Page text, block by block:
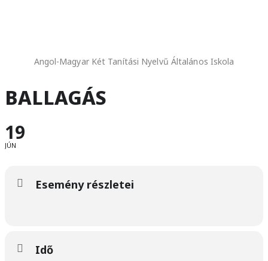
Angol-Magyar Két Tanítási Nyelvű Általános Iskola
BALLAGÁS
19
JÚN
Esemény részletei
Idő